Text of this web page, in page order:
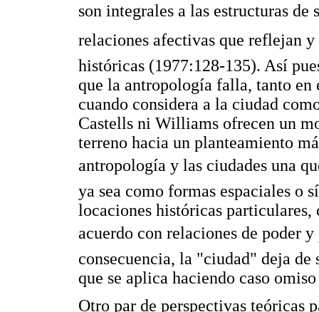
son integrales a las estructuras
relaciones afectivas que reflejan
históricas (1977:128-135). Así
que la antropología falla, tanto
cuando considera a la ciudad
Castells ni Williams ofrecen un
terreno hacia un planteamiento
antropología y las ciudades una
ya sea como formas espaciales o
locaciones históricas
acuerdo con relaciones de poder y
consecuencia, la "ciudad" deja de
que se aplica haciendo caso
Otro par de perspectivas teóricas